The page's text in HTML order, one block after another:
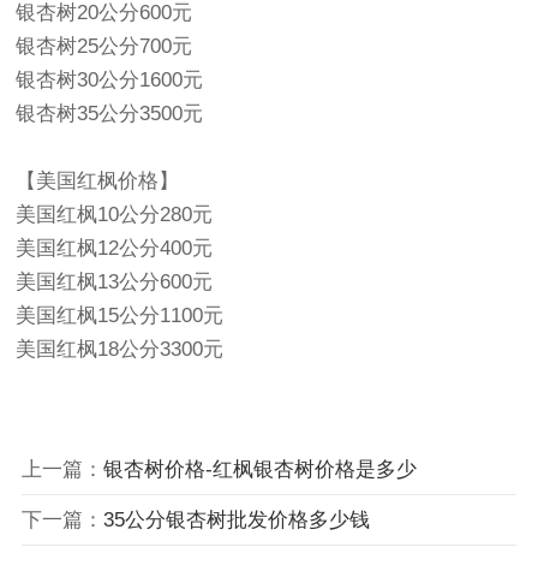
银杏树20公分600元
银杏树25公分700元
银杏树30公分1600元
银杏树35公分3500元
【美国红枫价格】
美国红枫10公分280元
美国红枫12公分400元
美国红枫13公分600元
美国红枫15公分1100元
美国红枫18公分3300元
上一篇： 银杏树价格-红枫银杏树价格是多少
下一篇： 35公分银杏树批发价格多少钱